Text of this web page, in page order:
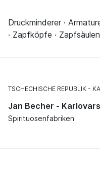
Druckminderer ·
· Zapfköpfe ·
TSCHECHISCHE REPUBLIK
Jan Becher -
Spirituosenfabriken